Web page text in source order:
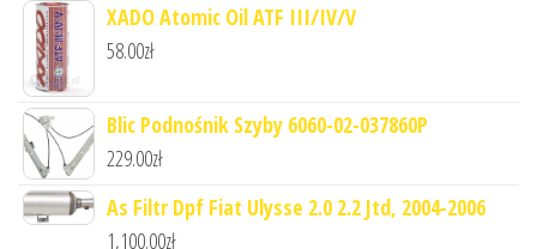
XADO Atomic Oil ATF III/IV/V
58.00zł
Blic Podnośnik Szyby 6060-02-037860P
229.00zł
As Filtr Dpf Fiat Ulysse 2.0 2.2 Jtd, 2004-2006
1,100.00zł